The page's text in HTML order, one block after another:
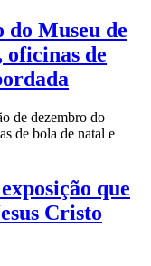
do Museu de
de
de dezembro do
de bola de natal e
que
Cristo